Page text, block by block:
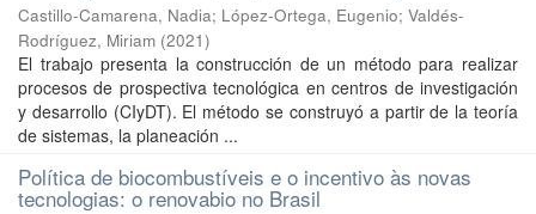
Castillo-Camarena, Nadia; López-Ortega, Eugenio; Valdés-
Rodríguez, Miriam (2021)
El trabajo presenta la construcción de un método para realizar
procesos de prospectiva tecnológica en centros de investigación
y desarrollo (CIyDT). El método se construyó a partir de la teoría
de sistemas, la planeación ...
Política de biocombustíveis e o incentivo às novas
tecnologias: o renovabio no Brasil